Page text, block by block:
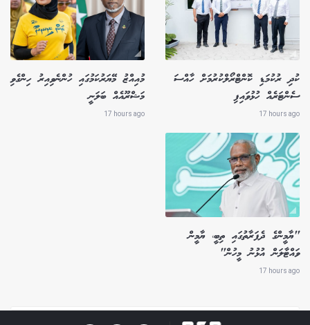
ކުދި ރުކުމަޑި ކޮންޓްރޯލްކުރުމަށް ހާއްސަ
ސެންޓަރެއް ހުޅުވައިފި
17 hours ago
މުއިއްޒު މޭޔަރުކަމުގައި ހުންނެވިއިރު ހިންގެވި
މަޝްރޫއެއް ބަލަނީ
17 hours ago
"ޔާމީންގެ ދެފަރާތުގައި ތިބީ، ޔާމީން
ވައްޓާލަން އުޅުނު މީހުން"
17 hours ago